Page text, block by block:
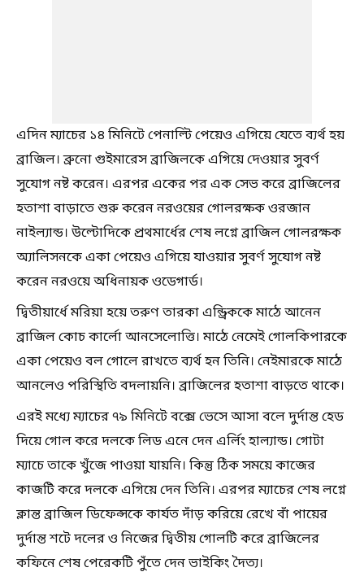
এদিন ম্যাচের ১৪ মিনিটে পেনাল্টি পেয়েও এগিয়ে যেতে ব্যর্থ হয়
ব্রাজিল। ব্রুনো গুইমারেস ব্রাজিলকে এগিয়ে দেওয়ার সুবর্ণ
সুযোগ নষ্ট করেন। এরপর একের পর এক সেভ করে ব্রাজিলের
হতাশা বাড়াতে শুরু করেন নরওয়ের গোলরক্ষক ওরজান
নাইল্যান্ড। উল্টোদিকে প্রথমার্ধের শেষ লগ্নে ব্রাজিল গোলরক্ষক
অ্যালিসনকে একা পেয়েও এগিয়ে যাওয়ার সুবর্ণ সুযোগ নষ্ট
করেন নরওয়ে অধিনায়ক ওডেগার্ড।
দ্বিতীয়ার্ধে মরিয়া হয়ে তরুণ তারকা এন্ড্রিককে মাঠে আনেন
ব্রাজিল কোচ কার্লো আনসেলোত্তি। মাঠে নেমেই গোলকিপারকে
একা পেয়েও বল গোলে রাখতে ব্যর্থ হন তিনি। নেইমারকে মাঠে
আনলেও পরিস্থিতি বদলায়নি। ব্রাজিলের হতাশা বাড়তে থাকে।
এরই মধ্যে ম্যাচের ৭৯ মিনিটে বক্সে ভেসে আসা বলে দুর্দান্ত হেড
দিয়ে গোল করে দলকে লিড এনে দেন এর্লিং হাল্যান্ড। গোটা
ম্যাচে তাকে খুঁজে পাওয়া যায়নি। কিন্তু ঠিক সময়ে কাজের
কাজটি করে দলকে এগিয়ে দেন তিনি। এরপর ম্যাচের শেষ লগ্নে
ক্লান্ত ব্রাজিল ডিফেন্সকে কার্যত দাঁড় করিয়ে রেখে বাঁ পায়ের
দুর্দান্ত শটে দলের ও নিজের দ্বিতীয় গোলটি করে ব্রাজিলের
কফিনে শেষ পেরেকটি পুঁতে দেন ভাইকিং দৈত্য।